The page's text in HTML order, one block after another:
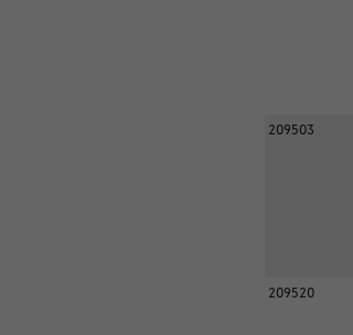
209503
209520